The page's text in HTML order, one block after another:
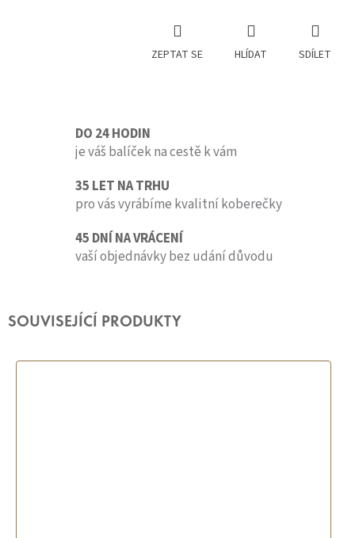
ZEPTAT SE HLÍDAT SDÍLET
DO 24 HODIN
je váš balíček na cestě k vám
35 LET NA TRHU
pro vás vyrábíme kvalitní koberečky
45 DNÍ NA VRÁCENÍ
vaší objednávky bez udání důvodu
SOUVISEJÍCÍ PRODUKTY